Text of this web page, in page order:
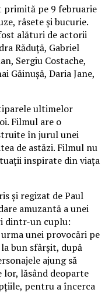
primită pe 9 februarie
râsete și bucurie.
alături de actorii
Răduță, Gabriel
Sergiu Costache,
Găinușă, Daria Jane,
ultimelor
Filmul are o
în jurul unei
de astăzi. Filmul nu
inspirate din viața
și regizat de Paul
amuzantă a unei
dintr-un cuplu:
unei provocări pe
bun sfârșit, după
ajung să
lor, lăsând deoparte
pentru a încerca